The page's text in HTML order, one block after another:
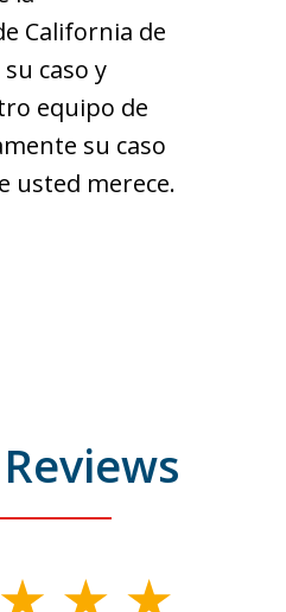
California de
caso y
equipo de
su caso
usted merece.